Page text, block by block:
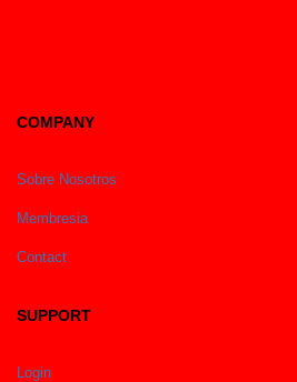
COMPANY
Sobre Nosotros
Membresia
Contact
SUPPORT
Login